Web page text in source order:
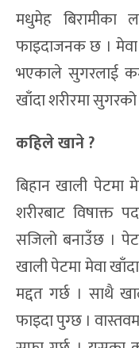
मधुमेह बिरामीका
फाइदाजनक छ ।
भएकाले सुगरलाई
खाँदा शरीरमा
कहिले खाने ?
बिहान खाली पेटमा
शरीरबाट विषाक्त
सजिलो बनाउँछ ।
खाली पेटमा मेवा खाँदा
मद्दत गर्छ । साथै
फाइदा पुग्छ ।